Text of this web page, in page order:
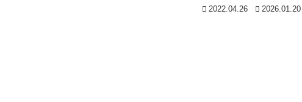
2022.04.26 2026.01.20